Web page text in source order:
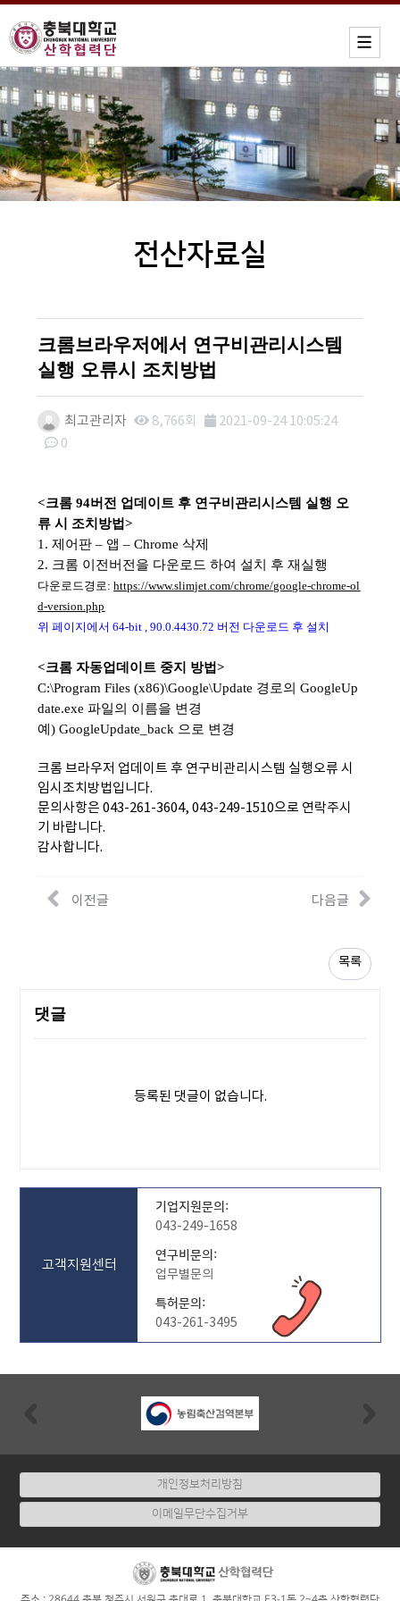
전산자료실
크롬브라우저에서 연구비관리시스템
실행 오류시 조치방법
최고관리자 8,766회
2021-09-24 10:05:24
0
<크롬94버전 업데이트 후 연구비관리시스템 실행 오
류 시 조치방법>
1. 제어판– 앱–Chrome삭제
2. 크롬 이전버전 을 다운로드 하여 설치 후 재실행
다운로드경로:https://www.slimjet.com/chrome/google-chrome-ol
d-version.php
위 페이지에서 64-bit , 90.0.4430.72 버전 다운로드 후 설치
<크롬 자동업데이트 중지 방법>
C:\Program Files (x86)\Google\Update 경로의GoogleUp
date.exe 파일의 이름을 변경
예) GoogleUpdate_back 으로 변경
크롬 브라우저 업데이트 후 연구비관리시스템 실행오류 시
임시조치방법입니다.
문의사항은 043-261-3604, 043-249-1510으로 연락주시
기 바랍니다.
감사합니다.
이전글 다음글
목록
댓글
등록된 댓글이 없습니다.
고객지원센터
기업지원문의:
043-249-1658
연구비문의:
업무별문의
특허문의:
043-261-3495
개인정보처리방침
이메일무단수집거부